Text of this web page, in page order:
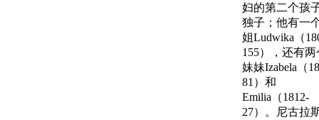
妇的第二个孩
独子；他有一
姐Ludwika（
155），还有两
妹妹Izabela（
81）和
Emilia（1812-
27）。尼古拉